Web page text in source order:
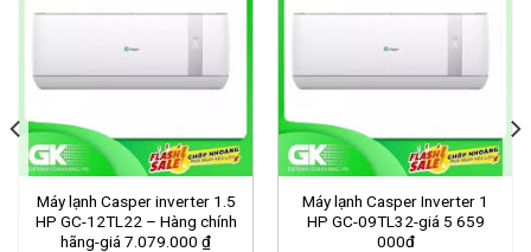
Máy lạnh Casper inverter 1.5
HP GC-12TL22 – Hàng chính
hãng-giá 7.079.000 ₫
Máy lạnh Casper Inverter 1
HP GC-09TL32-giá 5 659
000đ